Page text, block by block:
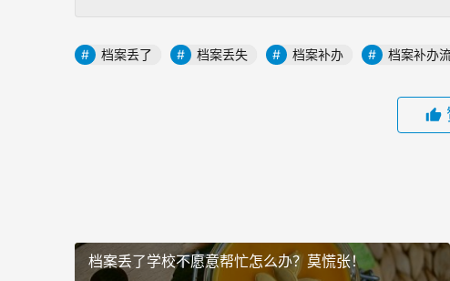
档案丢了 档案丢失 档案补办 档案补办
档案丢了学校不愿意帮忙怎么办？莫慌张！